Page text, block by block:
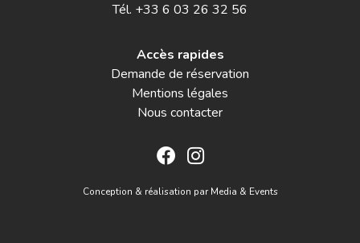
Tél. +33 6 03 26 32 56
Accès rapides
Demande de réservation
Mentions légales
Nous contacter
Conception & réalisation parMedia & Events